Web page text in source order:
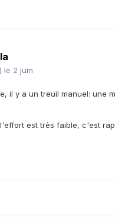
le 2 juin
il y a un treuil manuel: une
est très faible, c'est